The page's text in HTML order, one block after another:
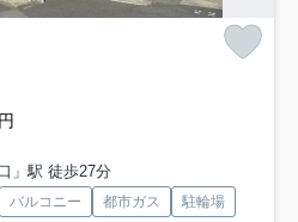
」駅 徒歩27分
バルコニー 都市ガス
駐輪場